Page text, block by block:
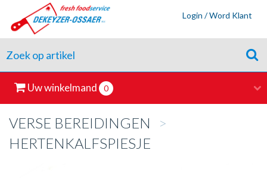
Login / Word Klant
Uw winkelmand 0
VERSE BEREIDINGEN
>
HERTENKALFSPIESJE